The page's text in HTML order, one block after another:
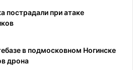
пострадали при атаке
в подмосковном Ногинске
дрона